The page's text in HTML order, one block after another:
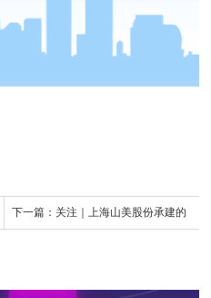
下一篇： 关注｜上海山美股份承建的